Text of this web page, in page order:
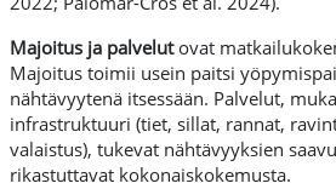
Majoitus ja palvelutovat
Majoitus toimii usein paitsi
nähtävyytenä itsessään. Palvelut,
infrastruktuuri (tiet, sillat, rannat,
valaistus), tukevat nähtävyyksien
rikastuttavat kokonaiskokemusta.